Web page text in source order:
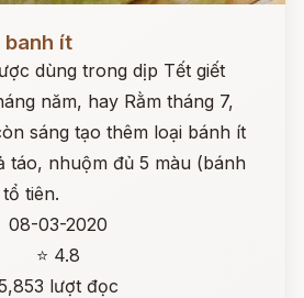
banh ít
dùng trong dịp Tết giết
năm, hay Rằm tháng 7,
sáng tạo thêm loại bánh ít
táo, nhuộm đủ 5 màu (bánh
tiên.
08-03-2020
⭐ 4.8
lượt đọc